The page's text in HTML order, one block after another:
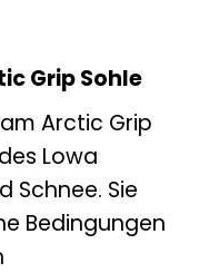
Grip Sohle
Arctic Grip
Lowa
Schnee. Sie
Bedingungen